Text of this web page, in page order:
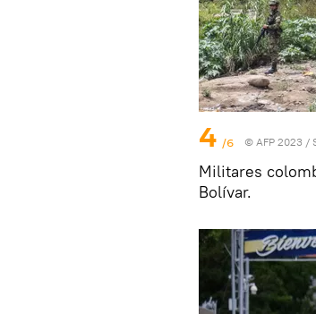
4 /6 © AFP 2023 /
Militares
Bolívar.